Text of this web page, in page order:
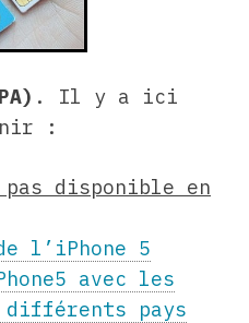
. Il y a ici
:
pas disponible en
l’iPhone 5
avec les
différents pays